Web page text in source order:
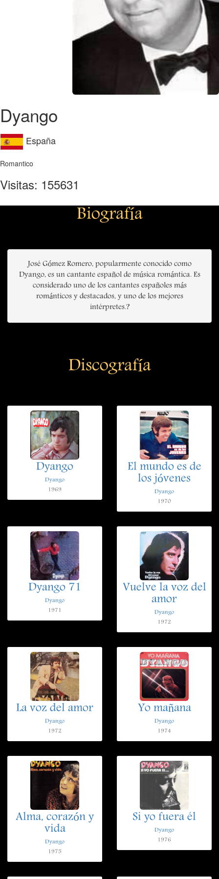
Dyango
España
Romantico
Visitas: 155631
Biografía
José Gómez Romero, popularmente conocido como
Dyango, es un cantante español de música romántica. Es
considerado uno de los cantantes españoles más
románticos y destacados, y uno de los mejores
intérpretes.?
Discografía
Dyango
Dyango
1969
El mundo es de
los jóvenes
Dyango
1970
Dyango 71
Dyango
1971
Vuelve la voz del
amor
Dyango
1972
La voz del amor
Dyango
1972
Yo mañana
Dyango
1974
Alma, corazón y
vida
Dyango
1975
Si yo fuera él
Dyango
1976